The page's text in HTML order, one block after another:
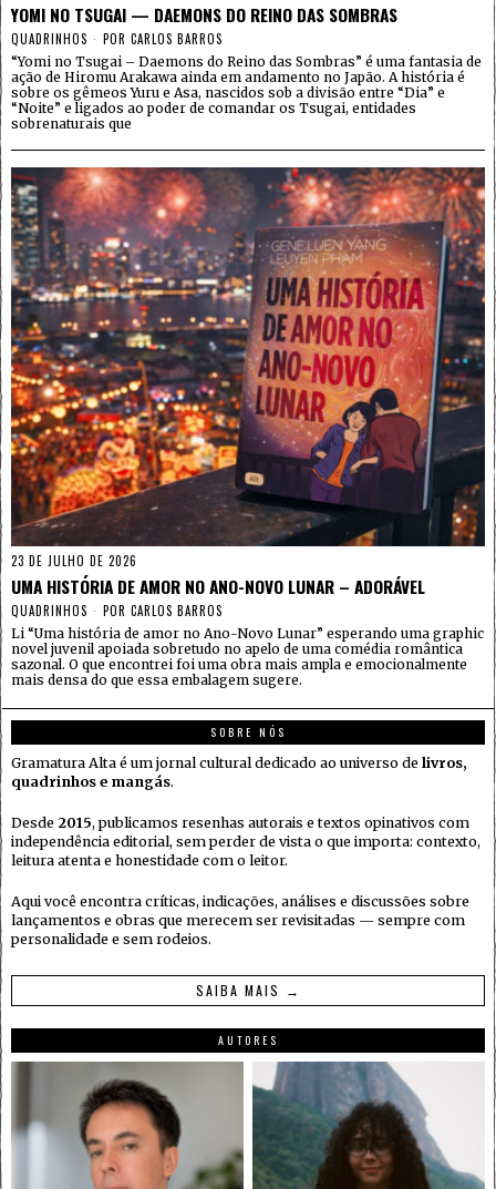
YOMI NO TSUGAI — DAEMONS DO REINO DAS SOMBRAS
QUADRINHOS POR CARLOS BARROS
“Yomi no Tsugai – Daemons do Reino das Sombras” é uma fantasia de
ação de Hiromu Arakawa ainda em andamento no Japão. A história é
sobre os gêmeos Yuru e Asa, nascidos sob a divisão entre “Dia” e
“Noite” e ligados ao poder de comandar os Tsugai, entidades
sobrenaturais que
23 DE JULHO DE 2026
UMA HISTÓRIA DE AMOR NO ANO-NOVO LUNAR – ADORÁVEL
QUADRINHOS POR CARLOS BARROS
Li “Uma história de amor no Ano-Novo Lunar” esperando uma graphic
novel juvenil apoiada sobretudo no apelo de uma comédia romântica
sazonal. O que encontrei foi uma obra mais ampla e emocionalmente
mais densa do que essa embalagem sugere.
SOBRE NÓS
Gramatura Alta é um jornal cultural dedicado ao universo de livros,
quadrinhos e mangás.
Desde 2015, publicamos resenhas autorais e textos opinativos com
independência editorial, sem perder de vista o que importa: contexto,
leitura atenta e honestidade com o leitor.
Aqui você encontra críticas, indicações, análises e discussões sobre
lançamentos e obras que merecem ser revisitadas — sempre com
personalidade e sem rodeios.
SAIBA MAIS →
AUTORES